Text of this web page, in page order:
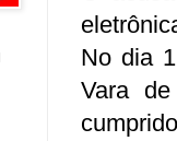
No dia
Vara